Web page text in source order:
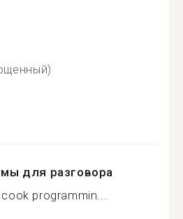
для разговора
programmin...